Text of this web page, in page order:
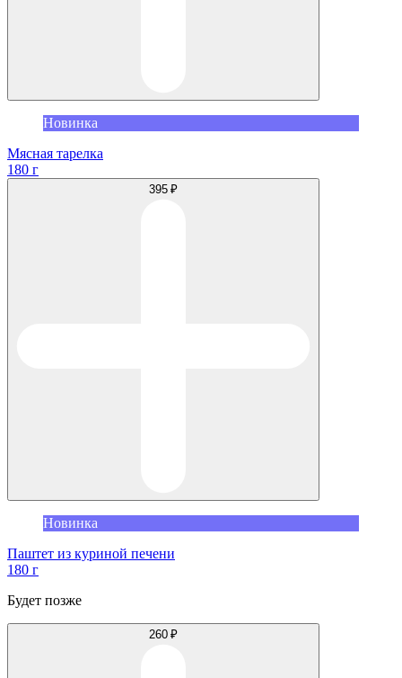
Новинка
Мясная тарелка
180 г
395 ₽
Новинка
Паштет из куриной печени
180 г
Будет позже
260 ₽